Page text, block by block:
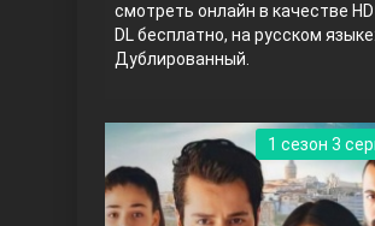
смотреть онлайн в качестве HD
DL бесплатно, на русском языке:
Дублированный.
1 сезон 3